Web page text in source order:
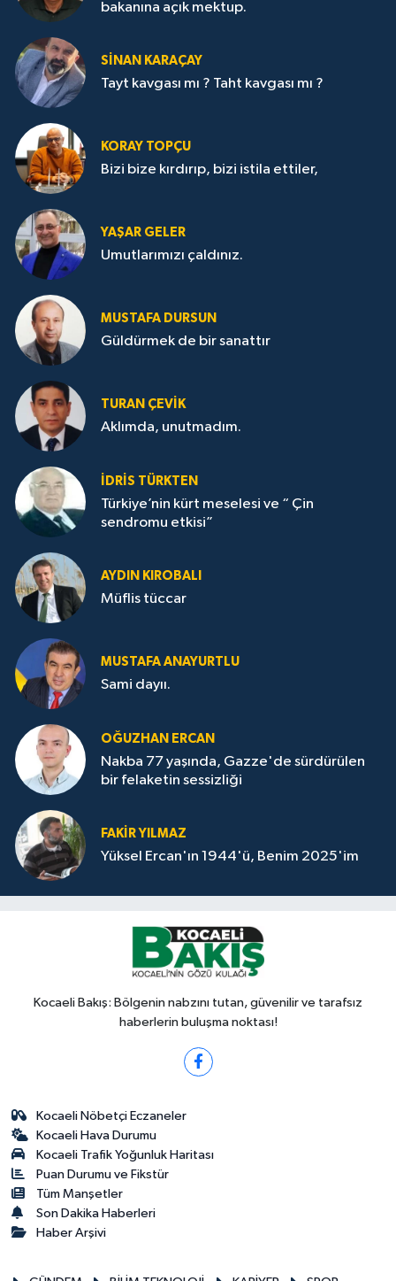
bakanına açık mektup.
SİNAN KARAÇAY
Tayt kavgası mı ? Taht kavgası mı ?
KORAY TOPÇU
Bizi bize kırdırıp, bizi istila ettiler,
YAŞAR GELER
Umutlarımızı çaldınız.
MUSTAFA DURSUN
Güldürmek de bir sanattır
TURAN ÇEVİK
Aklımda, unutmadım.
İDRİS TÜRKTEN
Türkiye’nin kürt meselesi ve “ Çin
sendromu etkisi”
AYDIN KIROBALI
Müflis tüccar
MUSTAFA ANAYURTLU
Sami dayıı.
OĞUZHAN ERCAN
Nakba 77 yaşında, Gazze'de sürdürülen
bir felaketin sessizliği
FAKİR YILMAZ
Yüksel Ercan'ın 1944'ü, Benim 2025'im
Kocaeli Bakış: Bölgenin nabzını tutan, güvenilir ve tarafsız
haberlerin buluşma noktası!
Kocaeli Nöbetçi Eczaneler
Kocaeli Hava Durumu
Kocaeli Trafik Yoğunluk Haritası
Puan Durumu ve Fikstür
Tüm Manşetler
Son Dakika Haberleri
Haber Arşivi